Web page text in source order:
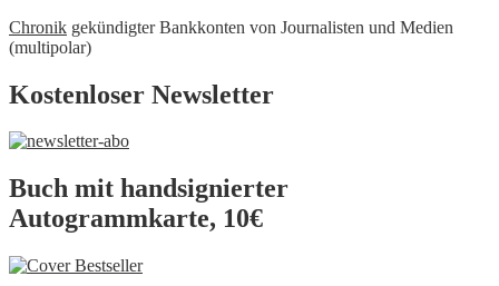
Chronik gekündigter Bankkonten von Journalisten und Medien
(multipolar)
Kostenloser Newsletter
Buch mit handsignierter
Autogrammkarte, 10€